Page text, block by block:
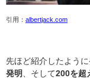
引用： albertjack.com
先ほど紹介したよう
発明
、そして200を超